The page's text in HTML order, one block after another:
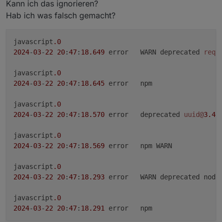
Kann ich das ignorieren?
Hab ich was falsch gemacht?
javascript .0
2024-03-22 20:47: 18.649
	error	WARN deprecated
javascript .0
2024-03-22 20:47: 18.645
javascript .0
2024-03-22 20:47: 18.570
	error	deprecated
uuid@3.4
javascript .0
2024-03-22 20:47: 18.569
javascript .0
2024-03-22 20:47: 18.293
error	WARN deprecated
javascript .0
2024-03-22 20:47: 18.291